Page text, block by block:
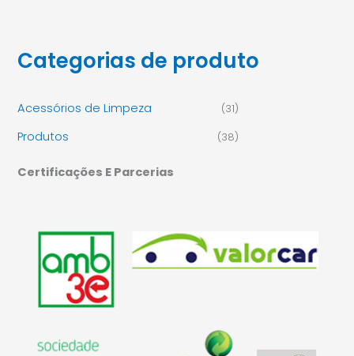
Categorias de produto
Acessórios de Limpeza (31)
Produtos (38)
Certificações E Parcerias